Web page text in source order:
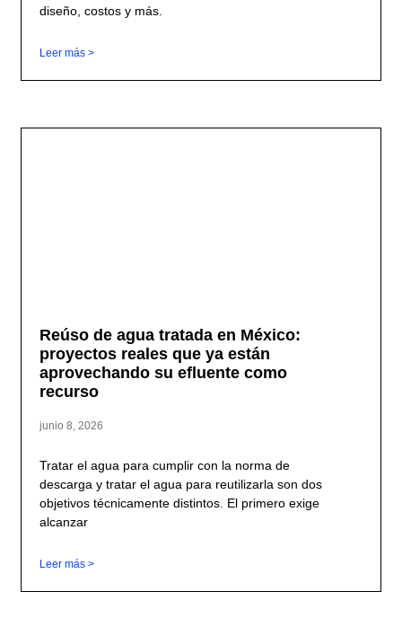
diseño, costos y más.
Leer más >
Reúso de agua tratada en México:
proyectos reales que ya están
aprovechando su efluente como
recurso
junio 8, 2026
Tratar el agua para cumplir con la norma de
descarga y tratar el agua para reutilizarla son dos
objetivos técnicamente distintos. El primero exige
alcanzar
Leer más >